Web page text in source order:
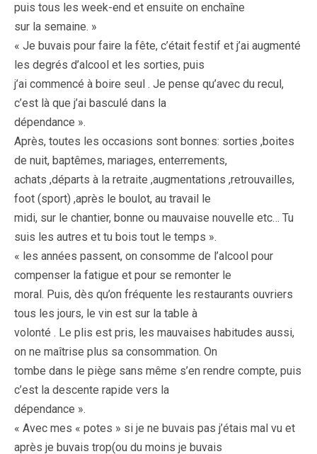
puis tous les week-end et ensuite on enchaîne
sur la semaine. »
« Je buvais pour faire la fête, c’était festif et j’ai augmenté
les degrés d’alcool et les sorties, puis
j’ai commencé à boire seul . Je pense qu’avec du recul,
c’est là que j’ai basculé dans la
dépendance ».
Après, toutes les occasions sont bonnes: sorties ,boites
de nuit, baptêmes, mariages, enterrements,
achats ,départs à la retraite ,augmentations ,retrouvailles,
foot (sport) ,après le boulot, au travail le
midi, sur le chantier, bonne ou mauvaise nouvelle etc… Tu
suis les autres et tu bois tout le temps ».
« les années passent, on consomme de l’alcool pour
compenser la fatigue et pour se remonter le
moral. Puis, dès qu’on fréquente les restaurants ouvriers
tous les jours, le vin est sur la table à
volonté . Le plis est pris, les mauvaises habitudes aussi,
on ne maîtrise plus sa consommation. On
tombe dans le piège sans même s’en rendre compte, puis
c’est la descente rapide vers la
dépendance ».
« Avec mes « potes » si je ne buvais pas j’étais mal vu et
après je buvais trop(ou du moins je buvais